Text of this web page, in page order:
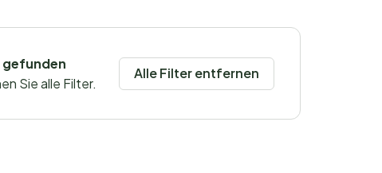
Sie alle Filter.
Alle Filter entfernen